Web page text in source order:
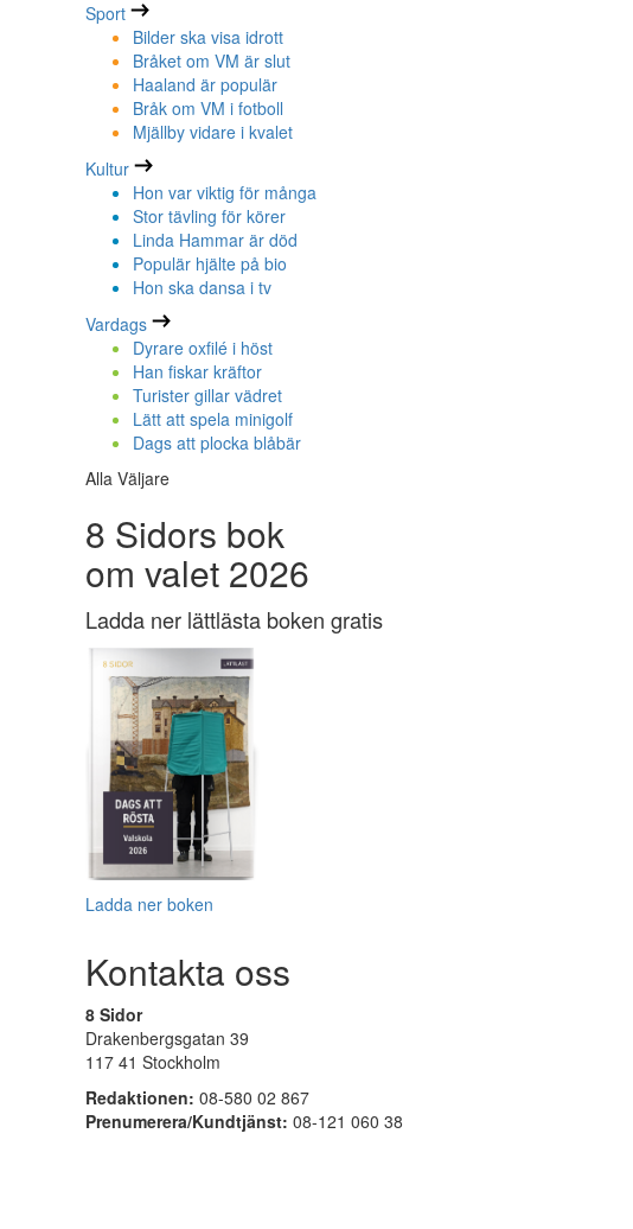
Sport
Bilder ska visa idrott
Bråket om VM är slut
Haaland är populär
Bråk om VM i fotboll
Mjällby vidare i kvalet
Kultur
Hon var viktig för många
Stor tävling för körer
Linda Hammar är död
Populär hjälte på bio
Hon ska dansa i tv
Vardags
Dyrare oxfilé i höst
Han fiskar kräftor
Turister gillar vädret
Lätt att spela minigolf
Dags att plocka blåbär
Alla Väljare
8 Sidors bok
om valet 2026
Ladda ner lättlästa boken gratis
Ladda ner boken
Kontakta oss
8 Sidor
Drakenbergsgatan 39
117 41 Stockholm
Redaktionen: 08-580 02 867
Prenumerera/Kundtjänst: 08-121 060 38